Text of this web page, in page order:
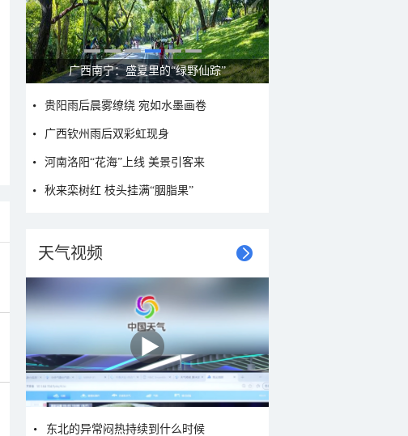
广西南宁：盛夏里的“绿野仙踪”
贵阳雨后晨雾缭绕 宛如水墨画卷
广西钦州雨后双彩虹现身
河南洛阳“花海”上线 美景引客来
秋来栾树红 枝头挂满“胭脂果”
天气视频
东北的异常闷热持续到什么时候